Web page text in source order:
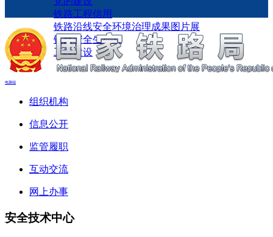
铁路工程信用
铁路沿线安全环境治理成果图片展
铁路安全生产月
工程建设
电脑端
组织机构
信息公开
监管履职
互动交流
网上办事
安全技术中心